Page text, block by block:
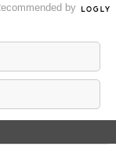
by